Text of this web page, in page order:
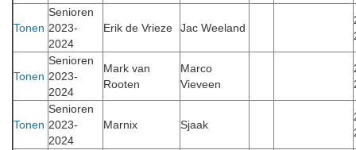
Tonen
Senioren
2023-
2024
Erik de Vrieze Jac Weeland
Tonen
Senioren
2023-
2024
Mark van
Rooten
Marco
Vieveen
Tonen
Senioren
2023-
2024
Marnix Sjaak